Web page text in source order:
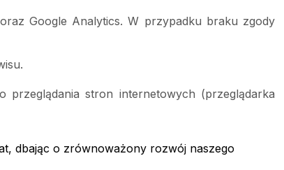
Google Analytics. W przypadku braku zgody
stron internetowych (przeglądarka
dbając o zrównoważony rozwój naszego